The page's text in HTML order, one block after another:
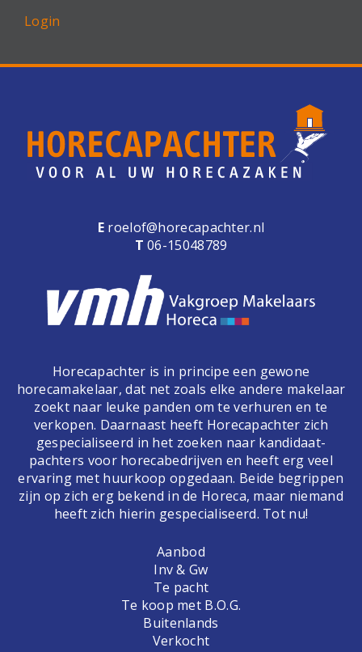
Login
E roelof@horecapachter.nl
T 06-15048789
Horecapachter is in principe een gewone
horecamakelaar, dat net zoals elke andere makelaar
zoekt naar leuke panden om te verhuren en te
verkopen. Daarnaast heeft Horecapachter zich
gespecialiseerd in het zoeken naar kandidaat-
pachters voor horecabedrijven en heeft erg veel
ervaring met huurkoop opgedaan. Beide begrippen
zijn op zich erg bekend in de Horeca, maar niemand
heeft zich hierin gespecialiseerd. Tot nu!
Aanbod
Inv & Gw
Te pacht
Te koop met B.O.G.
Buitenlands
Verkocht